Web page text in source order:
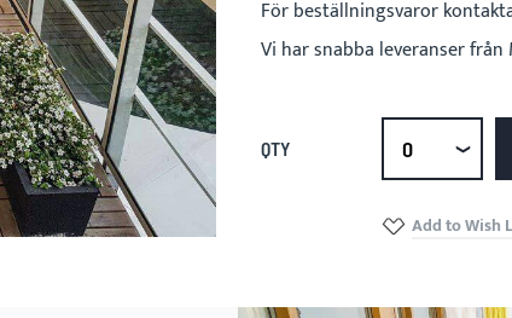
För beställningsvaror
Vi har snabba leveranser från
QTY
Select
Add to Wish